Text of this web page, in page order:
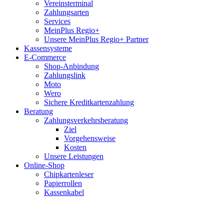
Vereinsterminal
Zahlungsarten
Services
MeinPlus Regio+
Unsere MeinPlus Regio+ Partner
Kassensysteme
E-Commerce
Shop-Anbindung
Zahlungslink
Moto
Wero
Sichere Kreditkartenzahlung
Beratung
Zahlungsverkehrsberatung
Ziel
Vorgehensweise
Kosten
Unsere Leistungen
Online-Shop
Chipkartenleser
Papierrollen
Kassenkabel